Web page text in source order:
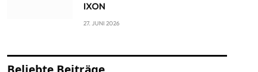
IXON
27. JUNI 2026